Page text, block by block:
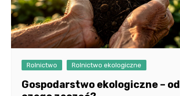
Rolnictwo Rolnictwo ekologiczne
Gospodarstwo ekologiczne – od